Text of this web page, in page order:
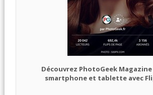
Découvrez PhotoGeek
smartphone et tablette avec